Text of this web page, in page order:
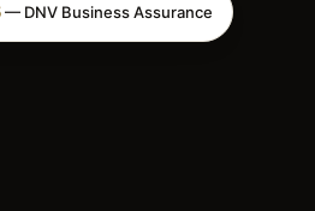
— DNV Business Assurance